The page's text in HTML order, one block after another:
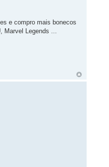
e compro mais bonecos
Marvel Legends ...